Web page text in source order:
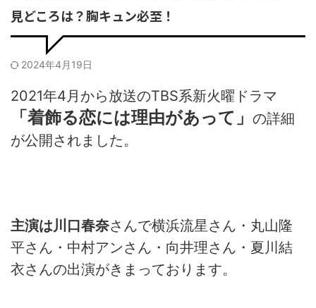
見どころは？胸キュン必至！
2024年4月19日
2021年4月から放送のTBS系新火曜ドラマ
「着飾る恋には理由があって」 の詳細
が公開されました。
主演は川口春奈さんで横浜流星さん・丸山隆
平さん・中村アンさん・向井理さん・夏川結
衣さんの出演がきまっております。